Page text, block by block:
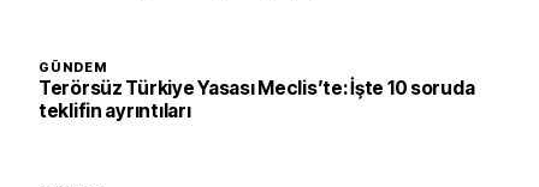
GÜNDEM
Terörsüz Türkiye Yasası Meclis’te: İşte 10 soruda
teklifin ayrıntıları